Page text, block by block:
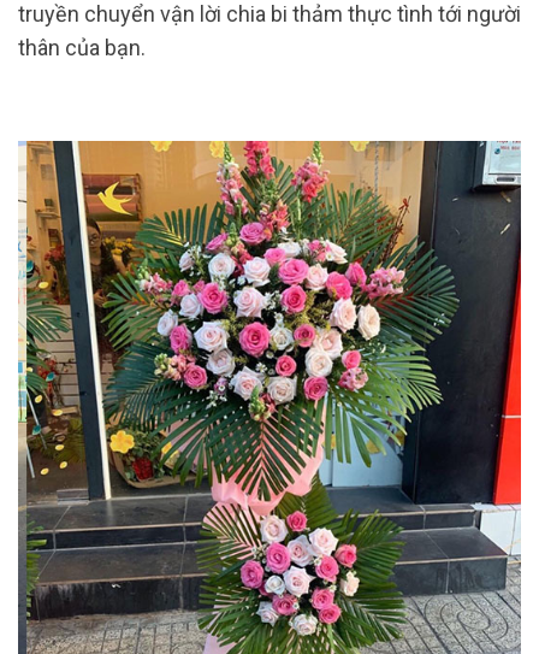
truyền chuyển vận lời chia bi thảm thực tình tới người
thân của bạn.